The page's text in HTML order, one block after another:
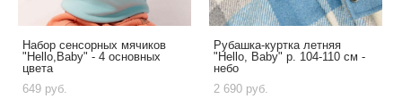
Набор сенсорных мячиков
"Hello,Baby" - 4 основных
цвета
649 pуб.
Рубашка-куртка летняя
"Hello, Baby" р. 104-110 см -
небо
2 690 pуб.